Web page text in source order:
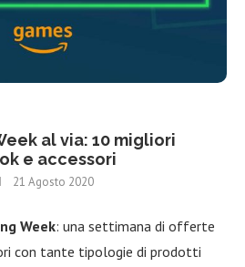
al via: 10 migliori
e accessori
21 Agosto 2020
Week: una settimana di offerte
con tante tipologie di prodotti